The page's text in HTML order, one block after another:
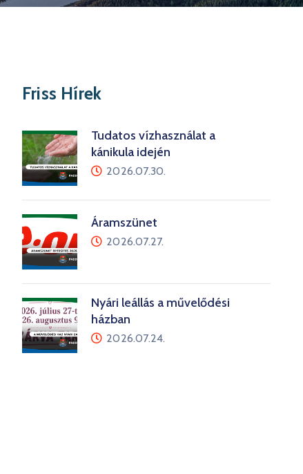
Friss Hírek
Tudatos vízhasználat a
kánikula idején
2026.07.30.
Áramszünet
2026.07.27.
Nyári leállás a művelődési
házban
2026.07.24.